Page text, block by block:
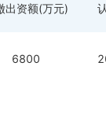
出资额(万元)
6800